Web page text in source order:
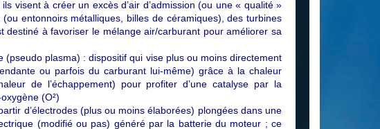
visent à créer un excès d’air d’admission (ou une « qualité »
entonnoirs métalliques, billes de céramiques), des turbines
à favoriser le mélange air/carburant pour améliorer sa
(pseudo plasma) : dispositif qui vise plus ou moins directement
ou parfois du carburant lui-même) grâce à la chaleur
de l’échappement) pour profiter d’une catalyse par la
(O²)
d’électrodes (plus ou moins élaborées) plongées dans une
(modifié ou pas) généré par la batterie du moteur ; ce